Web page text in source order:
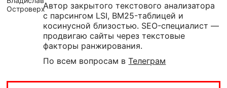
Автор закрытого текстового анализатора
с парсингом LSI, BM25-таблицей и
косинусной близостью. SEO-специалист —
продвигаю сайты через текстовые
факторы ранжирования.
По всем вопросам вТелеграм